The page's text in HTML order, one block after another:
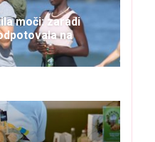
moči: zaradi
na